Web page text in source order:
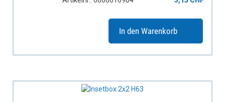
In den Warenkorb